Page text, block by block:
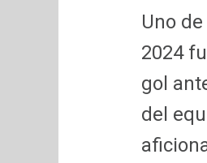
Uno
2024
gol
del